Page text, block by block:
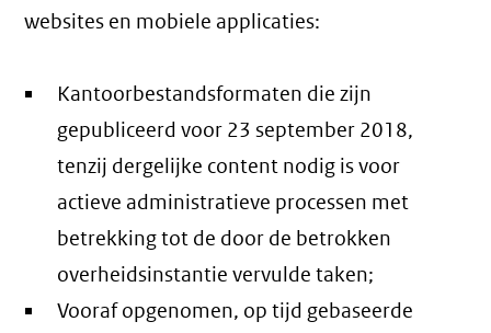
websites en mobiele applicaties:
Kantoorbestandsformaten die zijn
gepubliceerd voor 23 september 2018,
tenzij dergelijke content nodig is voor
actieve administratieve processen met
betrekking tot de door de betrokken
overheidsinstantie vervulde taken;
Vooraf opgenomen, op tijd gebaseerde